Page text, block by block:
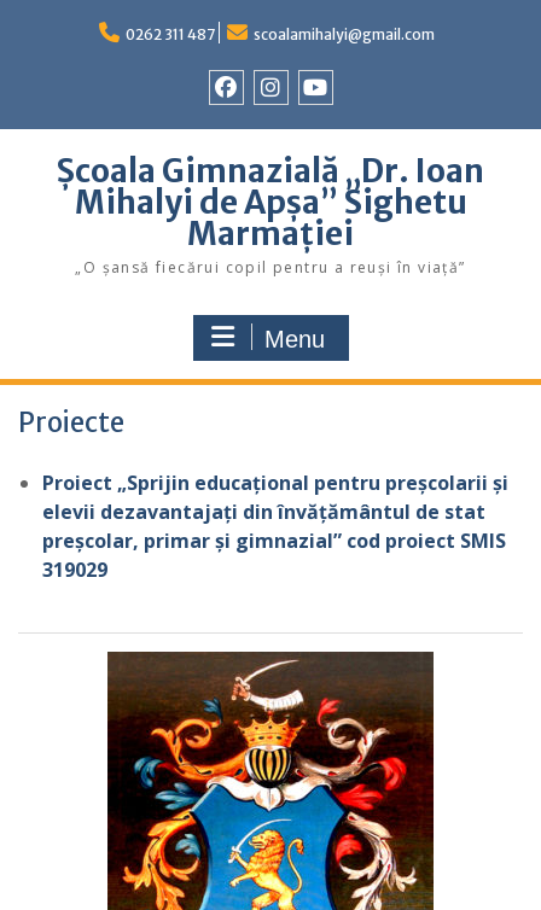
0262 311 487 scoalamihalyi@gmail.com
Școala Gimnazială „Dr. Ioan
Mihalyi de Apșa” Sighetu
Marmației
„O șansă fiecărui copil pentru a reuși în viață”
Menu
Proiecte
Proiect „Sprijin educațional pentru preșcolarii și
elevii dezavantajați din învățământul de stat
preșcolar, primar și gimnazial” cod proiect SMIS
319029